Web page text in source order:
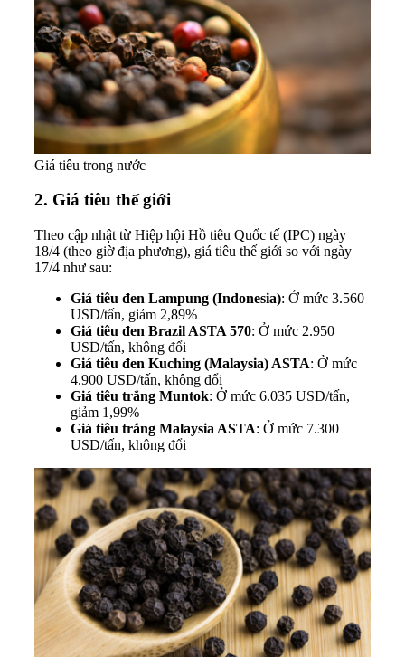
Giá tiêu trong nước
2. Giá tiêu thế giới
Theo cập nhật từ Hiệp hội Hồ tiêu Quốc tế (IPC) ngày
18/4 (theo giờ địa phương), giá tiêu thế giới so với ngày
17/4 như sau:
Giá tiêu đen Lampung (Indonesia): Ở mức 3.560
USD/tấn, giảm 2,89%
Giá tiêu đen Brazil ASTA 570: Ở mức 2.950
USD/tấn, không đổi
Giá tiêu đen Kuching (Malaysia) ASTA: Ở mức
4.900 USD/tấn, không đổi
Giá tiêu trắng Muntok: Ở mức 6.035 USD/tấn,
giảm 1,99%
Giá tiêu trắng Malaysia ASTA: Ở mức 7.300
USD/tấn, không đổi